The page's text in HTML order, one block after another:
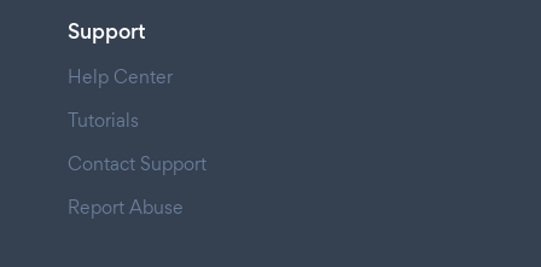
Support
Help Center
Tutorials
Contact Support
Report Abuse